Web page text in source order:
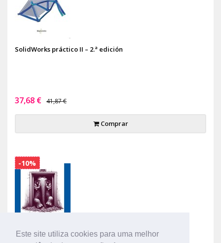
Este site utiliza cookies para uma melhor
SolidWorks práctico II – 2.ª edición
37,68 € 41,87 €
Comprar
-10%